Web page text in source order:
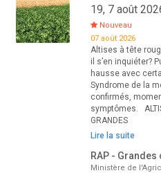
19, 7 août
Nouveau
07 août 2026
Altises à tête
il s’en inquiéter?
hausse avec
Syndrome de la
confirmés,
symptômes.
GRANDES
Lire la suite
RAP - Grandes
Ministère de